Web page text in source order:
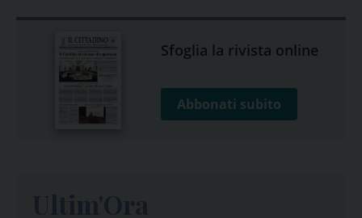
Sfoglia la rivista online
Abbonati subito